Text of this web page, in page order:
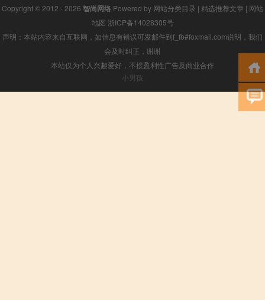
Copyright © 2012 - 2026 智尚网络 Powered by 网站分类目录 | 精选推荐文章 | 网站
地图 浙ICP备14028305号
声明：本站内容来自互联网，如信息有错误可发邮件到f_fb#foxmail.com说明，我们
会及时纠正，谢谢
本站仅为个人兴趣爱好，不接盈利性广告及商业合作
小男孩